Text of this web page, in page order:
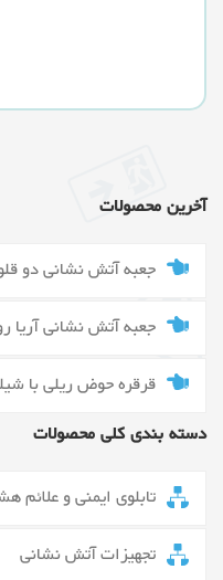
آخرین محصولات
جعبه آتش نشانی دو قلو
جعبه آتش نشانی آریا
قرقره حوض ریلی با
دسته بندی کلی محصولات
تابلوی ایمنی و علائم
تجهیزات آتش نشانی